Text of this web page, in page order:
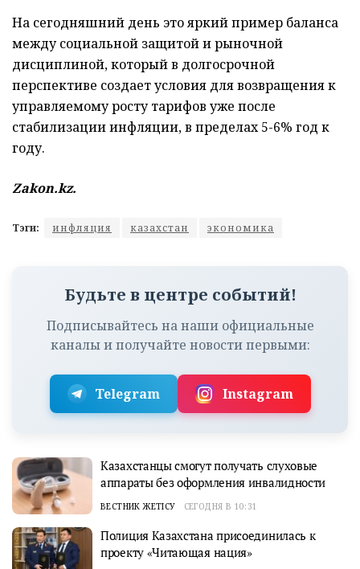
На сегодняшний день это яркий пример баланса
между социальной защитой и рыночной
дисциплиной, который в долгосрочной
перспективе создает условия для возвращения к
управляемому росту тарифов уже после
стабилизации инфляции, в пределах 5-6% год к
году.
Zakon.kz.
Тэги: инфляция казахстан экономика
Будьте в центре событий!
Подписывайтесь на наши официальные
каналы и получайте новости первыми:
Telegram Instagram
Казахстанцы смогут получать слуховые
аппараты без оформления инвалидности
ВЕСТНИК ЖЕТІСУ СЕГОДНЯ В 10:31
Полиция Казахстана присоединилась к
проекту «Читающая нация»